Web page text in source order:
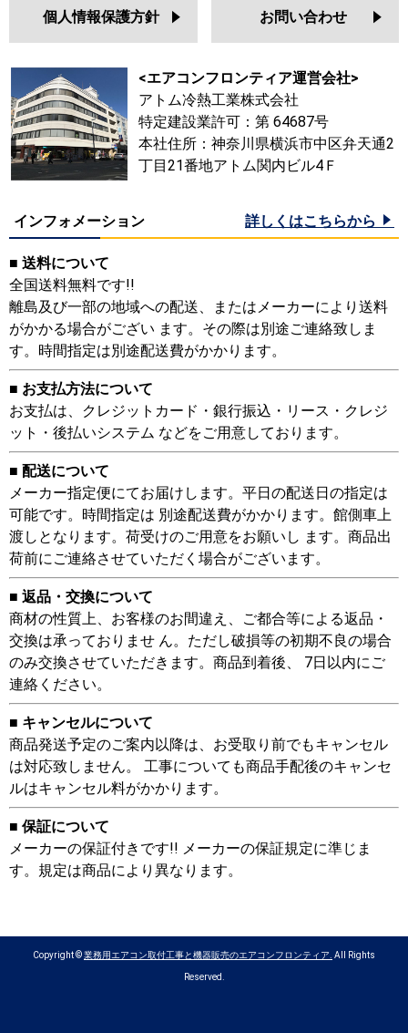
個人情報保護方針 お問い合わせ
<エアコンフロンティア運営会社>
アトム冷熱工業株式会社
特定建設業許可：第 64687号
本社住所：神奈川県横浜市中区弁天通2
丁目21番地アトム関内ビル4Ｆ
インフォメーション 詳しくはこちらから
■ 送料について
全国送料無料です!!
離島及び一部の地域への配送、またはメーカーにより送料
がかかる場合がござい ます。その際は別途ご連絡致しま
す。時間指定は別途配送費がかかります。
■ お支払方法について
お支払は、クレジットカード・銀行振込・リース・クレジ
ット・後払いシステム などをご用意しております。
■ 配送について
メーカー指定便にてお届けします。平日の配送日の指定は
可能です。時間指定は 別途配送費がかかります。館側車上
渡しとなります。荷受けのご用意をお願いし ます。商品出
荷前にご連絡させていただく場合がございます。
■ 返品・交換について
商材の性質上、お客様のお間違え、ご都合等による返品・
交換は承っておりませ ん。ただし破損等の初期不良の場合
のみ交換させていただきます。商品到着後、 7日以内にご
連絡ください。
■ キャンセルについて
商品発送予定のご案内以降は、お受取り前でもキャンセル
は対応致しません。 工事についても商品手配後のキャンセ
ルはキャンセル料がかかります。
■ 保証について
メーカーの保証付きです!! メーカーの保証規定に準じま
す。規定は商品により異なります。
Copyright ©業務用エアコン取付工事と機器販売のエアコンフロンティア. All Rights
Reserved.